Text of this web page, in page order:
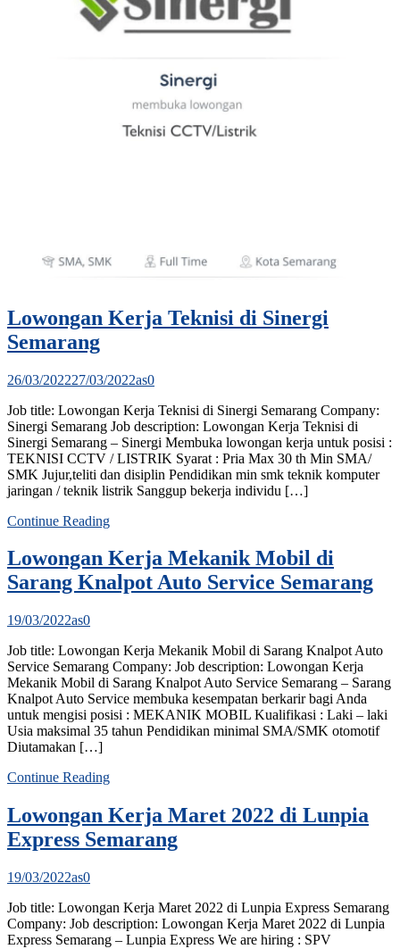
Lowongan Kerja Teknisi di Sinergi
Semarang
26/03/202227/03/2022as0
Job title: Lowongan Kerja Teknisi di Sinergi Semarang Company:
Sinergi Semarang Job description: Lowongan Kerja Teknisi di
Sinergi Semarang – Sinergi Membuka lowongan kerja untuk posisi :
TEKNISI CCTV / LISTRIK Syarat : Pria Max 30 th Min SMA/
SMK Jujur,teliti dan disiplin Pendidikan min smk teknik komputer
jaringan / teknik listrik Sanggup bekerja individu […]
Continue Reading
Lowongan Kerja Mekanik Mobil di
Sarang Knalpot Auto Service Semarang
19/03/2022as0
Job title: Lowongan Kerja Mekanik Mobil di Sarang Knalpot Auto
Service Semarang Company: Job description: Lowongan Kerja
Mekanik Mobil di Sarang Knalpot Auto Service Semarang – Sarang
Knalpot Auto Service membuka kesempatan berkarir bagi Anda
untuk mengisi posisi : MEKANIK MOBIL Kualifikasi : Laki – laki
Usia maksimal 35 tahun Pendidikan minimal SMA/SMK otomotif
Diutamakan […]
Continue Reading
Lowongan Kerja Maret 2022 di Lunpia
Express Semarang
19/03/2022as0
Job title: Lowongan Kerja Maret 2022 di Lunpia Express Semarang
Company: Job description: Lowongan Kerja Maret 2022 di Lunpia
Express Semarang – Lunpia Express We are hiring : SPV